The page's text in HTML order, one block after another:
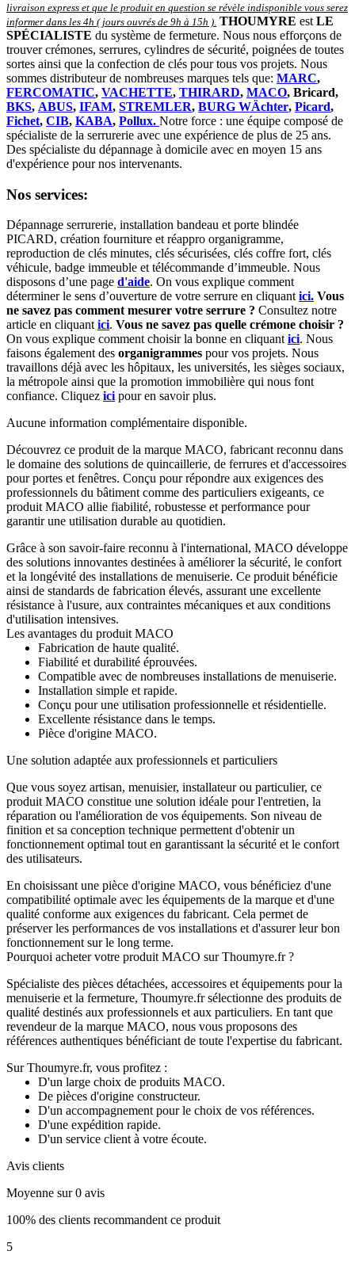
livraison express et que le produit en question se révèle indisponible vous serez
informer dans les 4h ( jours ouvrés de 9h à 15h ) THOUMYRE est LE
SPÉCIALISTE du système de fermeture. Nous nous efforçons de
trouver crémones, serrures, cylindres de sécurité, poignées de toutes
sortes ainsi que la confection de clés pour tous vos projets. Nous
sommes distributeur de nombreuses marques tels que: MARC,
FERCOMATIC, VACHETTE, THIRARD, MACO, Bricard,
BKS, ABUS, IFAM, STREMLER, BURG WÄchter, Picard,
Fichet, CIB, KABA, Pollux. Notre force : une équipe composé de
spécialiste de la serrurerie avec une expérience de plus de 25 ans.
Des spécialiste du dépannage à domicile avec en moyen 15 ans
d'expérience pour nos intervenants.
Nos services:
Dépannage serrurerie, installation bandeau et porte blindée
PICARD, création fourniture et réappro organigramme,
reproduction de clés minutes, clés sécurisées, clés coffre fort, clés
véhicule, badge immeuble et télécommande d’immeuble. Nous
disposons d’une page d'aide. On vous explique comment
déterminer le sens d’ouverture de votre serrure en cliquantici. Vous
ne savez pas comment mesurer votre serrure ? Consultez notre
article en cliquantici. Vous ne savez pas quelle crémone choisir ?
On vous explique comment choisir la bonne en cliquantici. Nous
faisons également des organigrammes pour vos projets. Nous
travaillons déjà avec les hôpitaux, les universités, les sièges sociaux,
la métropole ainsi que la promotion immobilière qui nous font
confiance. Cliquez icipour en savoir plus.
Aucune information complémentaire disponible.
Découvrez ce produit de la marque MACO, fabricant reconnu dans
le domaine des solutions de quincaillerie, de ferrures et d'accessoires
pour portes et fenêtres. Conçu pour répondre aux exigences des
professionnels du bâtiment comme des particuliers exigeants, ce
produit MACO allie fiabilité, robustesse et performance pour
garantir une utilisation durable au quotidien.
Grâce à son savoir-faire reconnu à l'international, MACO développe
des solutions innovantes destinées à améliorer la sécurité, le confort
et la longévité des installations de menuiserie. Ce produit bénéficie
ainsi de standards de fabrication élevés, assurant une excellente
résistance à l'usure, aux contraintes mécaniques et aux conditions
d'utilisation intensives.
Les avantages du produit MACO
Fabrication de haute qualité.
Fiabilité et durabilité éprouvées.
Compatible avec de nombreuses installations de menuiserie.
Installation simple et rapide.
Conçu pour une utilisation professionnelle et résidentielle.
Excellente résistance dans le temps.
Pièce d'origine MACO.
Une solution adaptée aux professionnels et particuliers
Que vous soyez artisan, menuisier, installateur ou particulier, ce
produit MACO constitue une solution idéale pour l'entretien, la
réparation ou l'amélioration de vos équipements. Son niveau de
finition et sa conception technique permettent d'obtenir un
fonctionnement optimal tout en garantissant la sécurité et le confort
des utilisateurs.
En choisissant une pièce d'origine MACO, vous bénéficiez d'une
compatibilité optimale avec les équipements de la marque et d'une
qualité conforme aux exigences du fabricant. Cela permet de
préserver les performances de vos installations et d'assurer leur bon
fonctionnement sur le long terme.
Pourquoi acheter votre produit MACO sur Thoumyre.fr ?
Spécialiste des pièces détachées, accessoires et équipements pour la
menuiserie et la fermeture, Thoumyre.fr sélectionne des produits de
qualité destinés aux professionnels et aux particuliers. En tant que
revendeur de la marque MACO, nous vous proposons des
références authentiques bénéficiant de toute l'expertise du fabricant.
Sur Thoumyre.fr, vous profitez :
D'un large choix de produits MACO.
De pièces d'origine constructeur.
D'un accompagnement pour le choix de vos références.
D'une expédition rapide.
D'un service client à votre écoute.
Avis clients
Moyenne sur 0 avis
100% des clients recommandent ce produit
5